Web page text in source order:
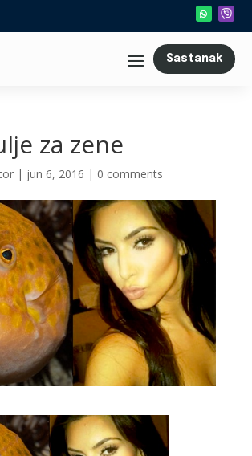
Sastanak
za zene
| jun 6, 2016 | 0 comments